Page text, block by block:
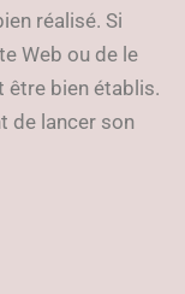
réalisé. Si
Web ou de le
être bien établis.
de lancer son